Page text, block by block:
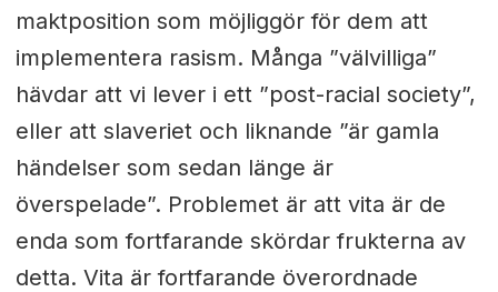
maktposition som möjliggör för dem att
implementera rasism. Många ”välvilliga”
hävdar att vi lever i ett ”post-racial society”,
eller att slaveriet och liknande ”är gamla
händelser som sedan länge är
överspelade”. Problemet är att vita är de
enda som fortfarande skördar frukterna av
detta. Vita är fortfarande överordnade